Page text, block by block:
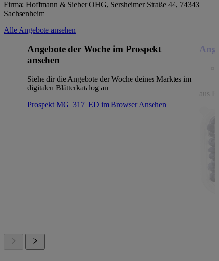
Firma: Hoffmann & Sieber OHG, Sersheimer Straße 44, 74343
Sachsenheim
Alle Angebote ansehen
Angebote der Woche im Prospekt
ansehen
Siehe dir die Angebote der Woche deines Marktes im
digitalen Blätterkatalog an.
Prospekt MG_317_ED im BrowserAnsehen
aus